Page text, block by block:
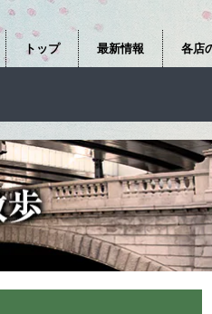
トップ 最新情報 各店